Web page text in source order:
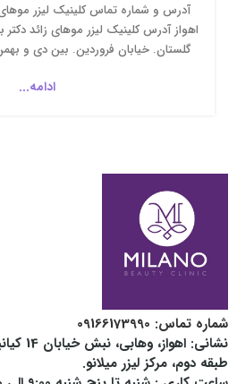
آدرس و شماره تماس کلینیک لیزر موهای
اهواز آدرس کلینیک لیزر موهای زائد دکتر
گلستان. خیابان فروردین. بین دی و
ادامه...
شماره تماس‌: 09166173990
نشانی:
طبقه دوم، مرکز لیزر میلانو.